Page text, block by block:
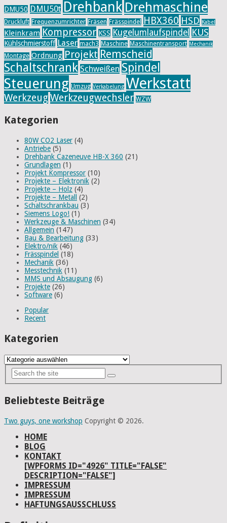
DMU50 DMU50t Drehbank Drehmaschine
Druckluft Frequenzumrichter Fräsen Frässpindel HBX360 HSD Kabel
Kleinkram Kompressor KSS Kugelumlaufspindel KUS
Kühlschmierstoff Laser mach3 Maschine Maschinentransport Mechanik
Montage Ordnung Projekt Remscheid
Schaltschrank Schweißen Spindel
Steuerung Umzug Verkabelung Werkstatt
Werkzeug Werkzeugwechsler WZW
Kategorien
80W CO2 Laser (4)
Antriebe (5)
Drehbank Cazeneuve HB-X 360 (21)
Grundlagen (1)
Projekt Kompressor (10)
Projekte – Elektronik (2)
Projekte – Holz (4)
Projekte – Metall
(2)
Schaltschrankbau (3)
Siemens Logo! (1)
Werkzeuge & Maschinen (34)
Allgemein (147)
Bau & Bearbeitung (33)
Elektro/nik (46)
Frässpindel (18)
Mechanik (36)
Messtechnik (11)
MMS und Absaugung (6)
Projekte (26)
Software (6)
Popular
Recent
Kategorien
Kategorien
Beliebteste Beiträge
Two guys, one workshop Copyright © 2026.
HOME
BLOG
KONTAKT
[WPFORMS ID="4926" TITLE="FALSE"
DESCRIPTION="FALSE"]
IMPRESSUM
IMPRESSUM
HAFTUNGSAUSSCHLUSS